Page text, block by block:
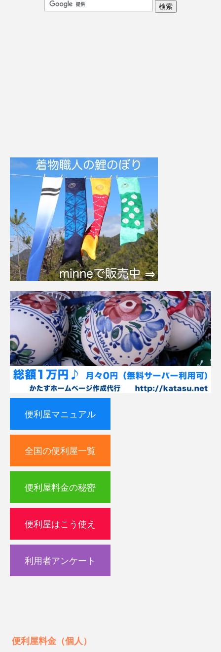
便利屋マニュアル
全国の便利屋一覧
便利屋料金の秘密
便利屋はこう使え
利用者アンケート
便利屋料金（個人）